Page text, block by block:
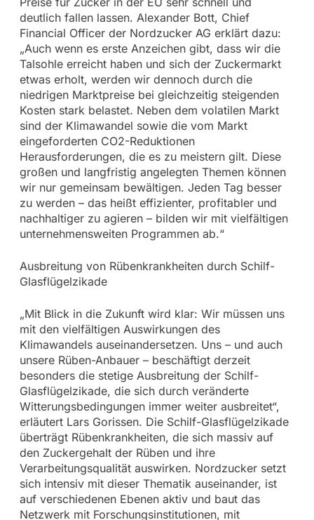
deutlich fallen lassen. Alexander Bott, Chief
Financial Officer der Nordzucker AG erklärt dazu:
„Auch wenn es erste Anzeichen gibt, dass wir die
Talsohle erreicht haben und sich der Zuckermarkt
etwas erholt, werden wir dennoch durch die
niedrigen Marktpreise bei gleichzeitig steigenden
Kosten stark belastet. Neben dem volatilen Markt
sind der Klimawandel sowie die vom Markt
eingeforderten CO2-Reduktionen
Herausforderungen, die es zu meistern gilt. Diese
großen und langfristig angelegten Themen können
wir nur gemeinsam bewältigen. Jeden Tag besser
zu werden – das heißt effizienter, profitabler und
nachhaltiger zu agieren – bilden wir mit vielfältigen
unternehmensweiten Programmen ab.“
Ausbreitung von Rübenkrankheiten durch Schilf-
Glasflügelzikade
„Mit Blick in die Zukunft wird klar: Wir müssen uns
mit den vielfältigen Auswirkungen des
Klimawandels auseinandersetzen. Uns – und auch
unsere Rüben-Anbauer – beschäftigt derzeit
besonders die stetige Ausbreitung der Schilf-
Glasflügelzikade, die sich durch veränderte
Witterungsbedingungen immer weiter ausbreitet“,
erläutert Lars Gorissen. Die Schilf-Glasflügelzikade
überträgt Rübenkrankheiten, die sich massiv auf
den Zuckergehalt der Rüben und ihre
Verarbeitungsqualität auswirken. Nordzucker setzt
sich intensiv mit dieser Thematik auseinander, ist
auf verschiedenen Ebenen aktiv und baut das
Netzwerk mit Forschungsinstitutionen, mit